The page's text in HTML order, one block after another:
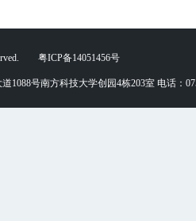
粤ICP备14051456号
1088号南方科技大学创园4栋203室 电话：